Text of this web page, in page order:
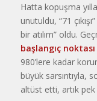
Hatta kopuşma
unutuldu, “71
bir atılım” oldu.
başlangıç noktası
980’lere kadar
büyük sarsıntıyla,
altüst etti, artık